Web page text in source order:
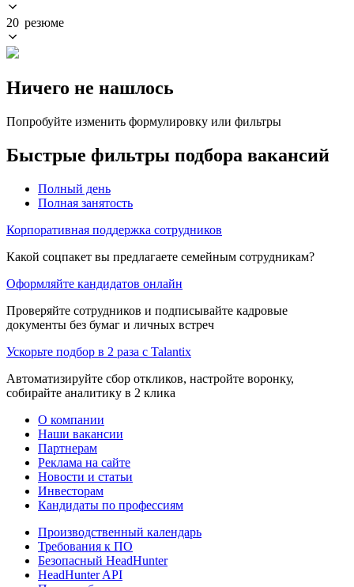
20 резюме
Ничего не нашлось
Попробуйте изменить формулировку или фильтры
Быстрые фильтры подбора вакансий
Полный день
Полная занятость
Корпоративная поддержка сотрудников
Какой соцпакет вы предлагаете семейным сотрудникам?
Оформляйте кандидатов онлайн
Проверяйте сотрудников и подписывайте кадровые
документы без бумаг и личных встреч
Ускорьте подбор в 2 раза с Talantix
Автоматизируйте сбор откликов, настройте воронку,
собирайте аналитику в 2 клика
О компании
Наши вакансии
Партнерам
Реклама на сайте
Новости и статьи
Инвесторам
Кандидаты по профессиям
Производственный календарь
Требования к ПО
Безопасный HeadHunter
HeadHunter API